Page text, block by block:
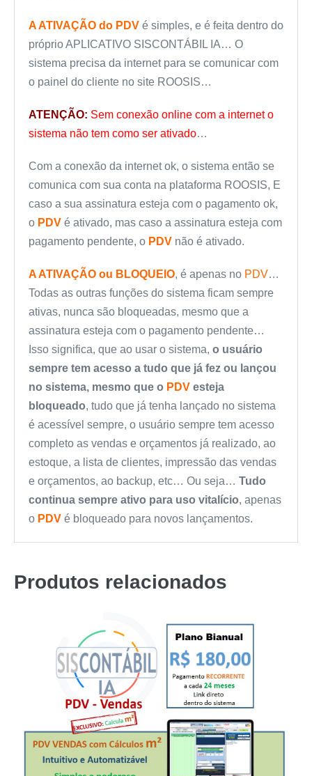
A ATIVAÇÃO do PDV é simples, e é feita dentro do
próprio APLICATIVO SISCONTÁBIL IA… O
sistema precisa da internet para se comunicar com
o painel do cliente no site ROOSIS…
ATENÇÃO: Sem conexão online com a internet o
sistema não tem como ser ativado…
Com a conexão da internet ok, o sistema então se
comunica com sua conta na plataforma ROOSIS, E
caso a sua assinatura esteja com o pagamento ok,
o PDV é ativado, mas caso a assinatura esteja com
pagamento pendente, o PDV não é ativado.
A ATIVAÇÃO ou BLOQUEIO, é apenas no PDV…
Todas as outras funções do sistema ficam sempre
ativas, nunca são bloqueadas, mesmo que a
assinatura esteja com o pagamento pendente…
Isso significa, que ao usar o sistema, o usuário
sempre tem acesso a tudo que já fez ou lançou
no sistema, mesmo que o PDV esteja
bloqueado, tudo que já tenha lançado no sistema
é acessível sempre, o usuário sempre tem acesso
completo as vendas e orçamentos já realizado, ao
estoque, a lista de clientes, impressão das vendas
e orçamentos, ao backup, etc… Ou seja… Tudo
continua sempre ativo para uso vitalício, apenas
o PDV é bloqueado para novos lançamentos.
Produtos relacionados